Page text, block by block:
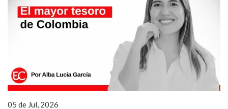
05 de Jul, 2026